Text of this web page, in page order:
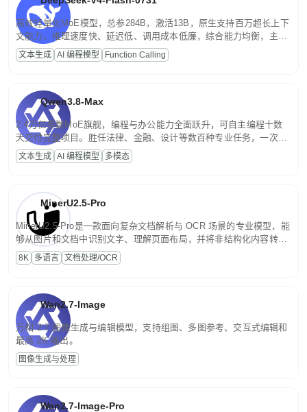
高效轻量化MoE模型，总参284B，激活13B，原生支持百万超长上下
文能力。推理速度快、延迟低、调用成本低廉，综合能力均衡，主打
高并发、轻量化任务，适合日常对话、内容创作、基础 RAG、批量
文案处理等普惠刚需场景。
文本生成 AI 编程模型 Function Calling
Qwen3.8-Max
2.4万亿参数MoE旗舰，编程与办公能力全面跃升，可自主编程十数
天交付完整项目。胜任法律、金融、设计等数百种专业任务，一次对
话端到端交付生产级成果。原生视觉理解贯穿规划、执行与验证全流
程，支持超长文档与长视频的深度语义解析。长程任务中自主规划与
文本生成 AI 编程模型 多模态
MinerU2.5-Pro
MinerU2.5-Pro是一款面向复杂文档解析与 OCR 场景的专业模型，能
够从图片和文档中识别文字、理解页面布局，并将非结构化内容转换
为便于存储、检索和二次处理的结构化结果。
8K 多语言 文档处理/OCR
Wan2.7-Image
万相 2.7 图像生成与编辑模型，支持组图、多图参考、交互式编辑和
最高 2K 输出。
图像生成与处理
Wan2.7-Image-Pro